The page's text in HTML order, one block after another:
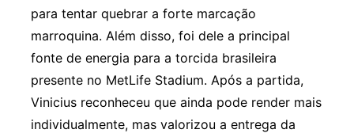
para tentar quebrar a forte marcação
marroquina. Além disso, foi dele a principal
fonte de energia para a torcida brasileira
presente no MetLife Stadium. Após a partida,
Vinicius reconheceu que ainda pode render mais
individualmente, mas valorizou a entrega da